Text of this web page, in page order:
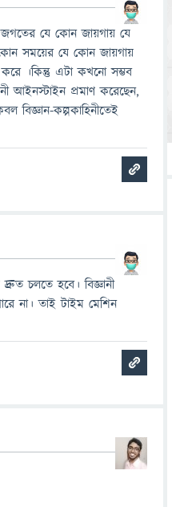
জগতের যে কোন জায়গায় যে
সময়ের যে কোন জায়গায়
।কিন্তু এটা কখনো সম্ভব
আইনস্টাইন প্রমাণ করেছেন,
কল্পকাহিনীতেই
চলতে হবে। বিজ্ঞানী
না। তাই টাইম মেশিন